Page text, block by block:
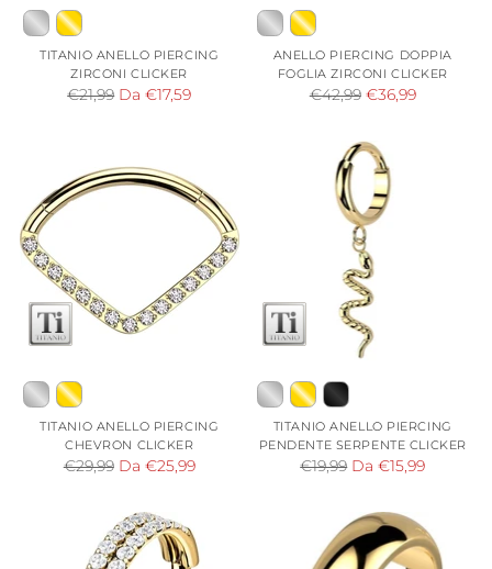
TITANIO ANELLO PIERCING
ZIRCONI CLICKER
Prezzo
€21,99 Da €17,59
ANELLO PIERCING DOPPIA
FOGLIA ZIRCONI CLICKER
Prezzo
€42,99 €36,99
TITANIO ANELLO PIERCING
CHEVRON CLICKER
Prezzo
€29,99 Da €25,99
TITANIO ANELLO PIERCING
PENDENTE SERPENTE CLICKER
Prezzo
€19,99 Da €15,99